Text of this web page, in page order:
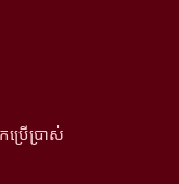
រើប្រាស់